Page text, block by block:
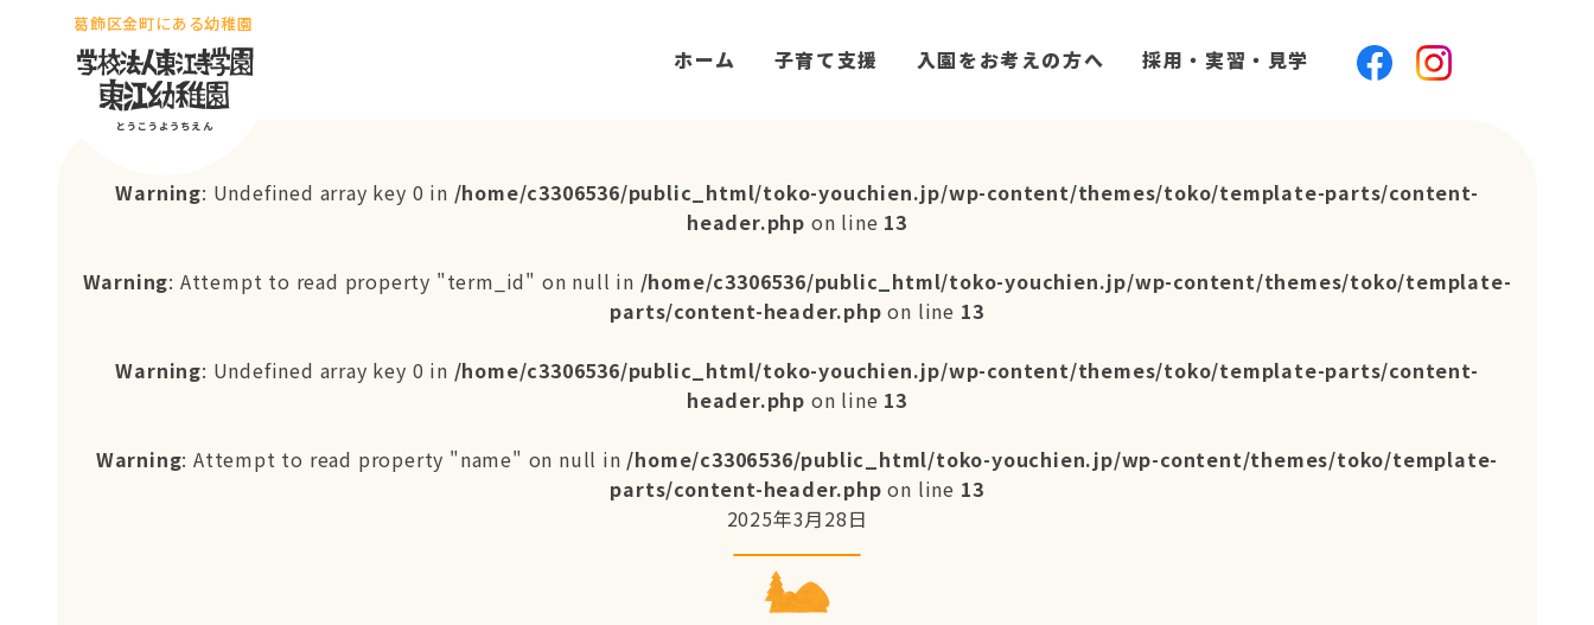
葛飾区金町にある幼稚園
ホーム 子育て支援 入園をお考えの方へ 採用・実習・見学
Warning: Undefined array key 0 in /home/c3306536/public_html/toko-youchien.jp/wp-content/themes/toko/template-parts/content-
header.php on line 13
Warning: Attempt to read property "term_id" on null in /home/c3306536/public_html/toko-youchien.jp/wp-content/themes/toko/template-
parts/content-header.php on line 13
Warning: Undefined array key 0 in /home/c3306536/public_html/toko-youchien.jp/wp-content/themes/toko/template-parts/content-
header.php on line 13
Warning: Attempt to read property "name" on null in /home/c3306536/public_html/toko-youchien.jp/wp-content/themes/toko/template-
parts/content-header.php on line 13
2025年3月28日